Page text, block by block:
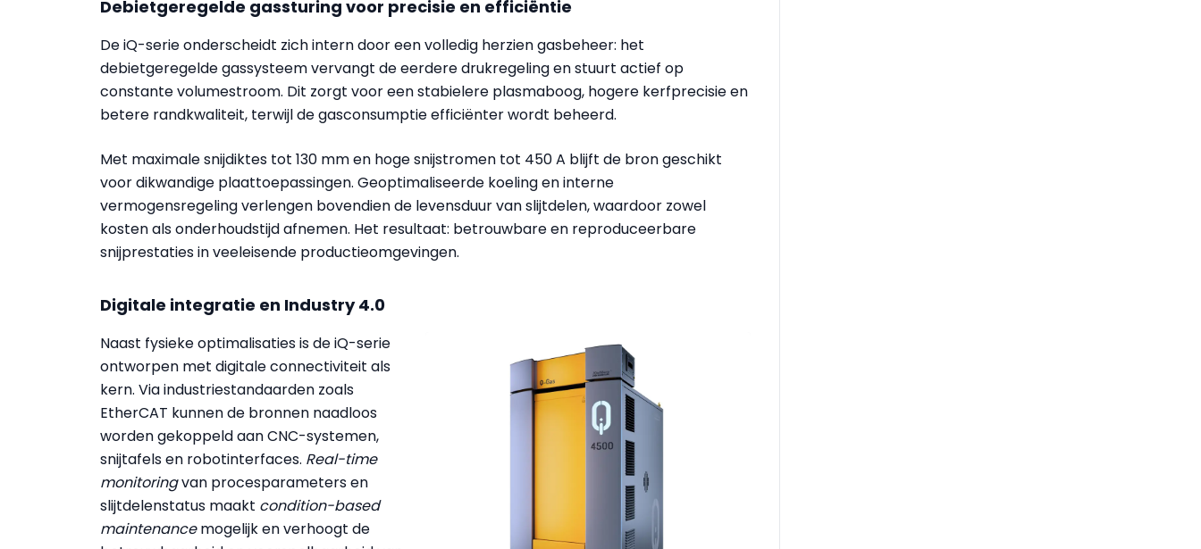
Debietgeregelde gassturing voor precisie en efficiëntie
De iQ-serie onderscheidt zich intern door een volledig herzien gasbeheer: het
debietgeregelde gassysteem vervangt de eerdere drukregeling en stuurt actief op
constante volumestroom. Dit zorgt voor een stabielere plasmaboog, hogere kerfprecisie en
betere randkwaliteit, terwijl de gasconsumptie efficiënter wordt beheerd.
Met maximale snijdiktes tot 130 mm en hoge snijstromen tot 450 A blijft de bron geschikt
voor dikwandige plaattoepassingen. Geoptimaliseerde koeling en interne
vermogensregeling verlengen bovendien de levensduur van slijtdelen, waardoor zowel
kosten als onderhoudstijd afnemen. Het resultaat: betrouwbare en reproduceerbare
snijprestaties in veeleisende productieomgevingen.
Digitale integratie en Industry 4.0
Naast fysieke optimalisaties is de iQ-serie
ontworpen met digitale connectiviteit als
kern. Via industriestandaarden zoals
EtherCAT kunnen de bronnen naadloos
worden gekoppeld aan CNC-systemen,
snijtafels en robotinterfaces. Real-time
monitoringvan procesparameters en
slijtdelenstatus maakt condition-based
maintenancemogelijk en verhoogt de